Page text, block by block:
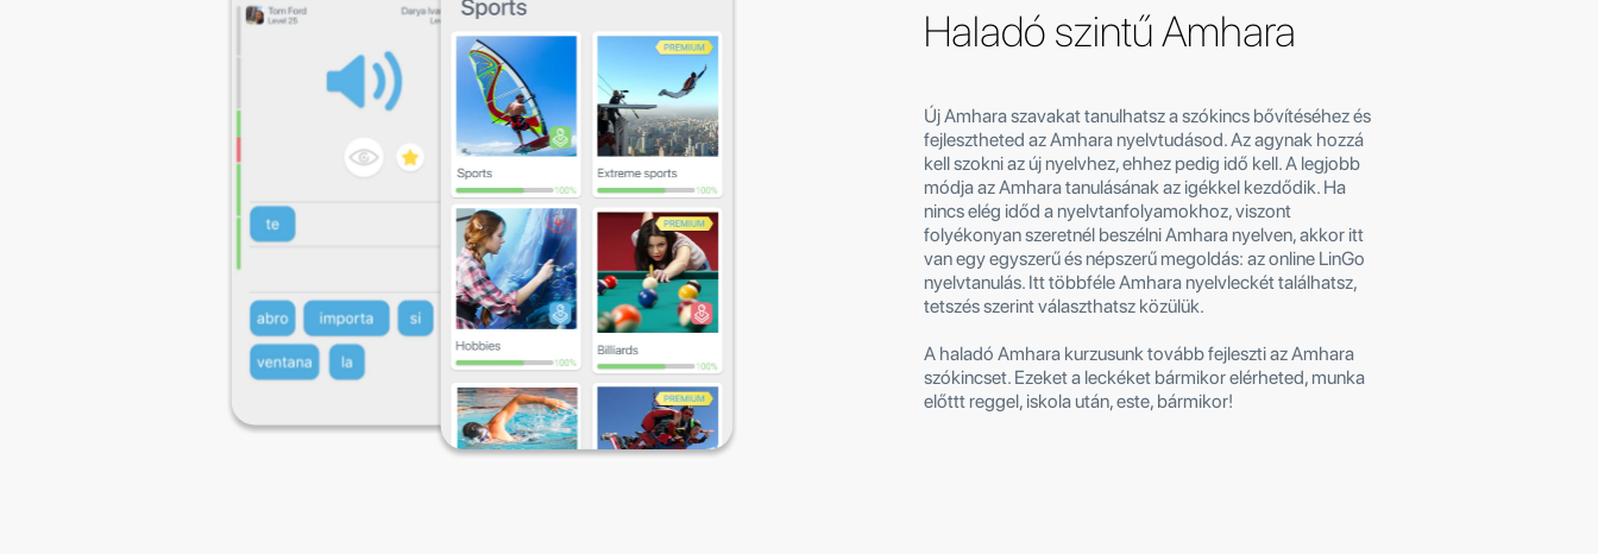
Haladó szintű Amhara
Új Amhara szavakat tanulhatsz a szókincs bővítéséhez és
fejlesztheted az Amhara nyelvtudásod. Az agynak hozzá
kell szokni az új nyelvhez, ehhez pedig idő kell. A legjobb
módja az Amhara tanulásának az igékkel kezdődik. Ha
nincs elég időd a nyelvtanfolyamokhoz, viszont
folyékonyan szeretnél beszélni Amhara nyelven, akkor itt
van egy egyszerű és népszerű megoldás: az online LinGo
nyelvtanulás. Itt többféle Amhara nyelvleckét találhatsz,
tetszés szerint választhatsz közülük.
A haladó Amhara kurzusunk tovább fejleszti az Amhara
szókincset. Ezeket a leckéket bármikor elérheted, munka
előttt reggel, iskola után, este, bármikor!